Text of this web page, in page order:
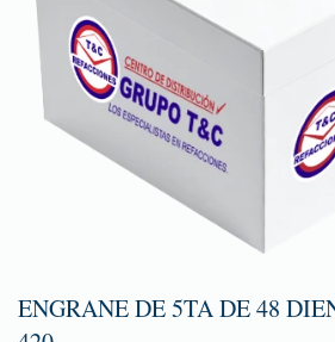
ENGRANE DE 5TA DE 48